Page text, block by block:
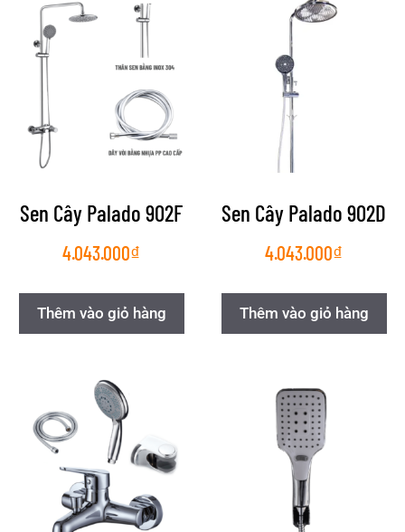
Sen Cây Palado 902F
4.043.000₫
Thêm vào giỏ hàng
Sen Cây Palado 902D
4.043.000₫
Thêm vào giỏ hàng